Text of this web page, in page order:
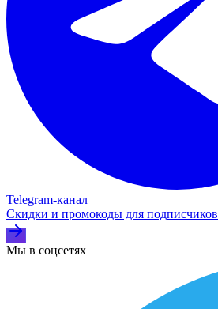
Telegram‑канал
Скидки и промокоды для подписчиков
Мы в соцсетях